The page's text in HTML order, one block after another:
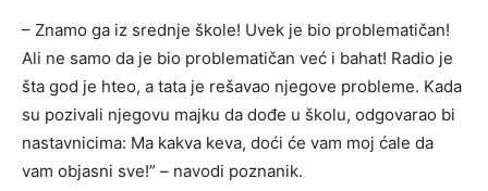
– Znamo ga iz srednje škole! Uvek je bio problematičan!
Ali ne samo da je bio problematičan već i bahat! Radio je
šta god je hteo, a tata je rešavao njegove probleme. Kada
su pozivali njegovu majku da dođe u školu, odgovarao bi
nastavnicima: Ma kakva keva, doći će vam moj ćale da
vam objasni sve!” – navodi poznanik.